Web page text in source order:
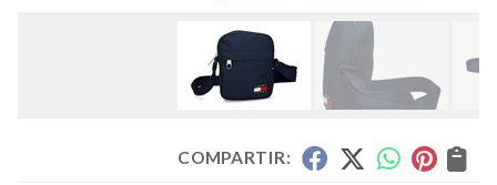
COMPARTIR: